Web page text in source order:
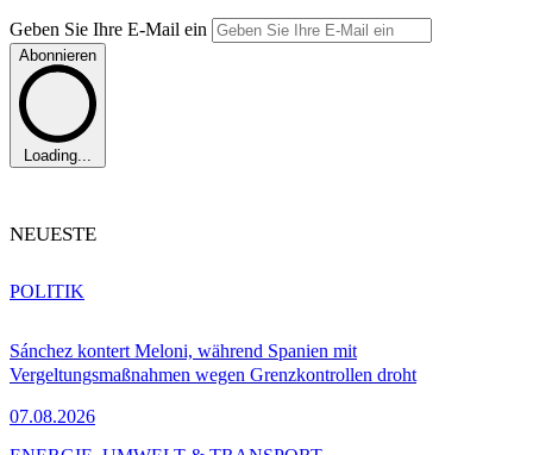
Geben Sie Ihre E-Mail ein
Abonnieren
Loading...
NEUESTE
Sánchez kontert Meloni, während Spanien mit
Vergeltungsmaßnahmen wegen Grenzkontrollen droht
07.08.2026
POLITIK